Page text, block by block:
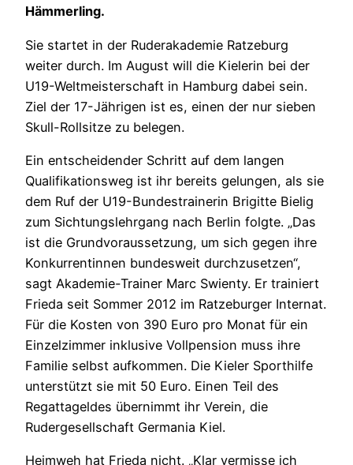
Hämmerling.
Sie startet in der Ruderakademie Ratzeburg
weiter durch. Im August will die Kielerin bei der
U19-Weltmeisterschaft in Hamburg dabei sein.
Ziel der 17-Jährigen ist es, einen der nur sieben
Skull-Rollsitze zu belegen.
Ein entscheidender Schritt auf dem langen
Qualifikationsweg ist ihr bereits gelungen, als sie
dem Ruf der U19-Bundestrainerin Brigitte Bielig
zum Sichtungslehrgang nach Berlin folgte. „Das
ist die Grundvoraussetzung, um sich gegen ihre
Konkurrentinnen bundesweit durchzusetzen“,
sagt Akademie-Trainer Marc Swienty. Er trainiert
Frieda seit Sommer 2012 im Ratzeburger Internat.
Für die Kosten von 390 Euro pro Monat für ein
Einzelzimmer inklusive Vollpension muss ihre
Familie selbst aufkommen. Die Kieler Sporthilfe
unterstützt sie mit 50 Euro. Einen Teil des
Regattageldes übernimmt ihr Verein, die
Rudergesellschaft Germania Kiel.
Heimweh hat Frieda nicht. „Klar vermisse ich